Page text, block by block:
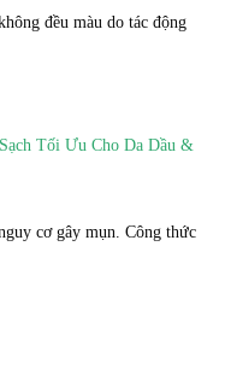
đều màu do tác động
Tối Ưu Cho Da Dầu &
cơ gây mụn. Công thức